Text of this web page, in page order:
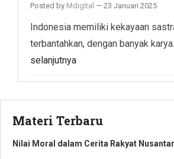
Posted by Mdigital — 23 Januari 2025
Indonesia memiliki kekayaan
terbantahkan, dengan banyak
selanjutnya
Materi Terbaru
Nilai Moral dalam Cerita Rakyat